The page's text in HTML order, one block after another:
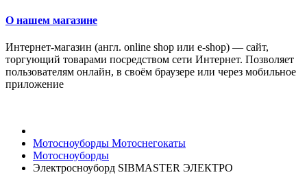
О нашем магазине
Интернет-магазин (англ. online shop или e-shop) — сайт,
торгующий товарами посредством сети Интернет. Позволяет
пользователям онлайн, в своём браузере или через мобильное
приложение
Мотосноуборды Мотоснегокаты
Мотосноуборды
Электросноуборд SIBMASTER ЭЛЕКТРО